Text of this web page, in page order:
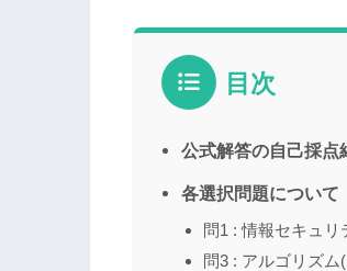
目次
公式解答の自己採点
各選択問題について
問1 : 情報セキュリ
問3 : アルゴリズム